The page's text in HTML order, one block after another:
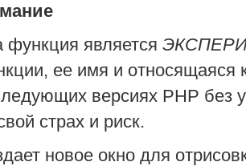
функция является
ее имя и относящаяся
версиях PHP без
страх и риск.
новое окно для